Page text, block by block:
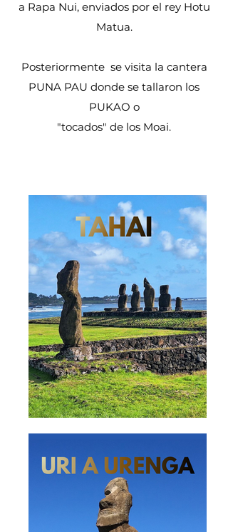
a Rapa Nui, enviados por el rey Hotu
Matua.
Posteriormente se visita la cantera
PUNA PAU donde se tallaron los
PUKAO o
"tocados" de los Moai.